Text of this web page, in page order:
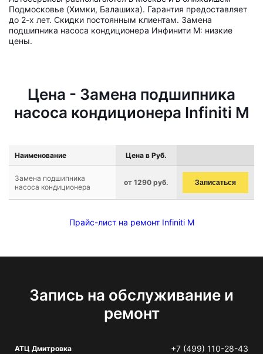
Подмосковье (Химки, Балашиха). Гарантия предоставляет
до 2-х лет. Скидки постоянным клиентам. Замена
подшипника насоса кондиционера Инфинити M: низкие
цены.
Цена - Замена подшипника
насоса кондиционера Infiniti M
Наименование Цена в Руб.
Замена подшипника
насоса кондиционера
от 1290 руб. Записаться
Прайс-лист на ремонт Infiniti M
Запись на обслуживание и
ремонт
АТЦ Дмитровка +7 (499) 110-28-43